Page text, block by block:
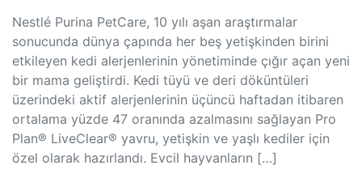
Nestlé Purina PetCare, 10 yılı aşan araştırmalar
sonucunda dünya çapında her beş yetişkinden birini
etkileyen kedi alerjenlerinin yönetiminde çığır açan yeni
bir mama geliştirdi. Kedi tüyü ve deri döküntüleri
üzerindeki aktif alerjenlerinin üçüncü haftadan itibaren
ortalama yüzde 47 oranında azalmasını sağlayan Pro
Plan® LiveClear® yavru, yetişkin ve yaşlı kediler için
özel olarak hazırlandı. Evcil hayvanların […]